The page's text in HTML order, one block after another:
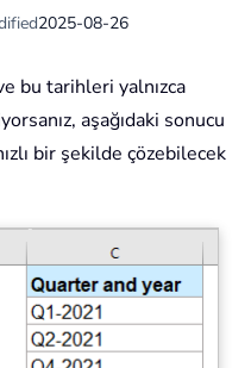
2025-08-26
bu tarihleri yalnızca
aşağıdaki sonucu
bir şekilde çözebilecek